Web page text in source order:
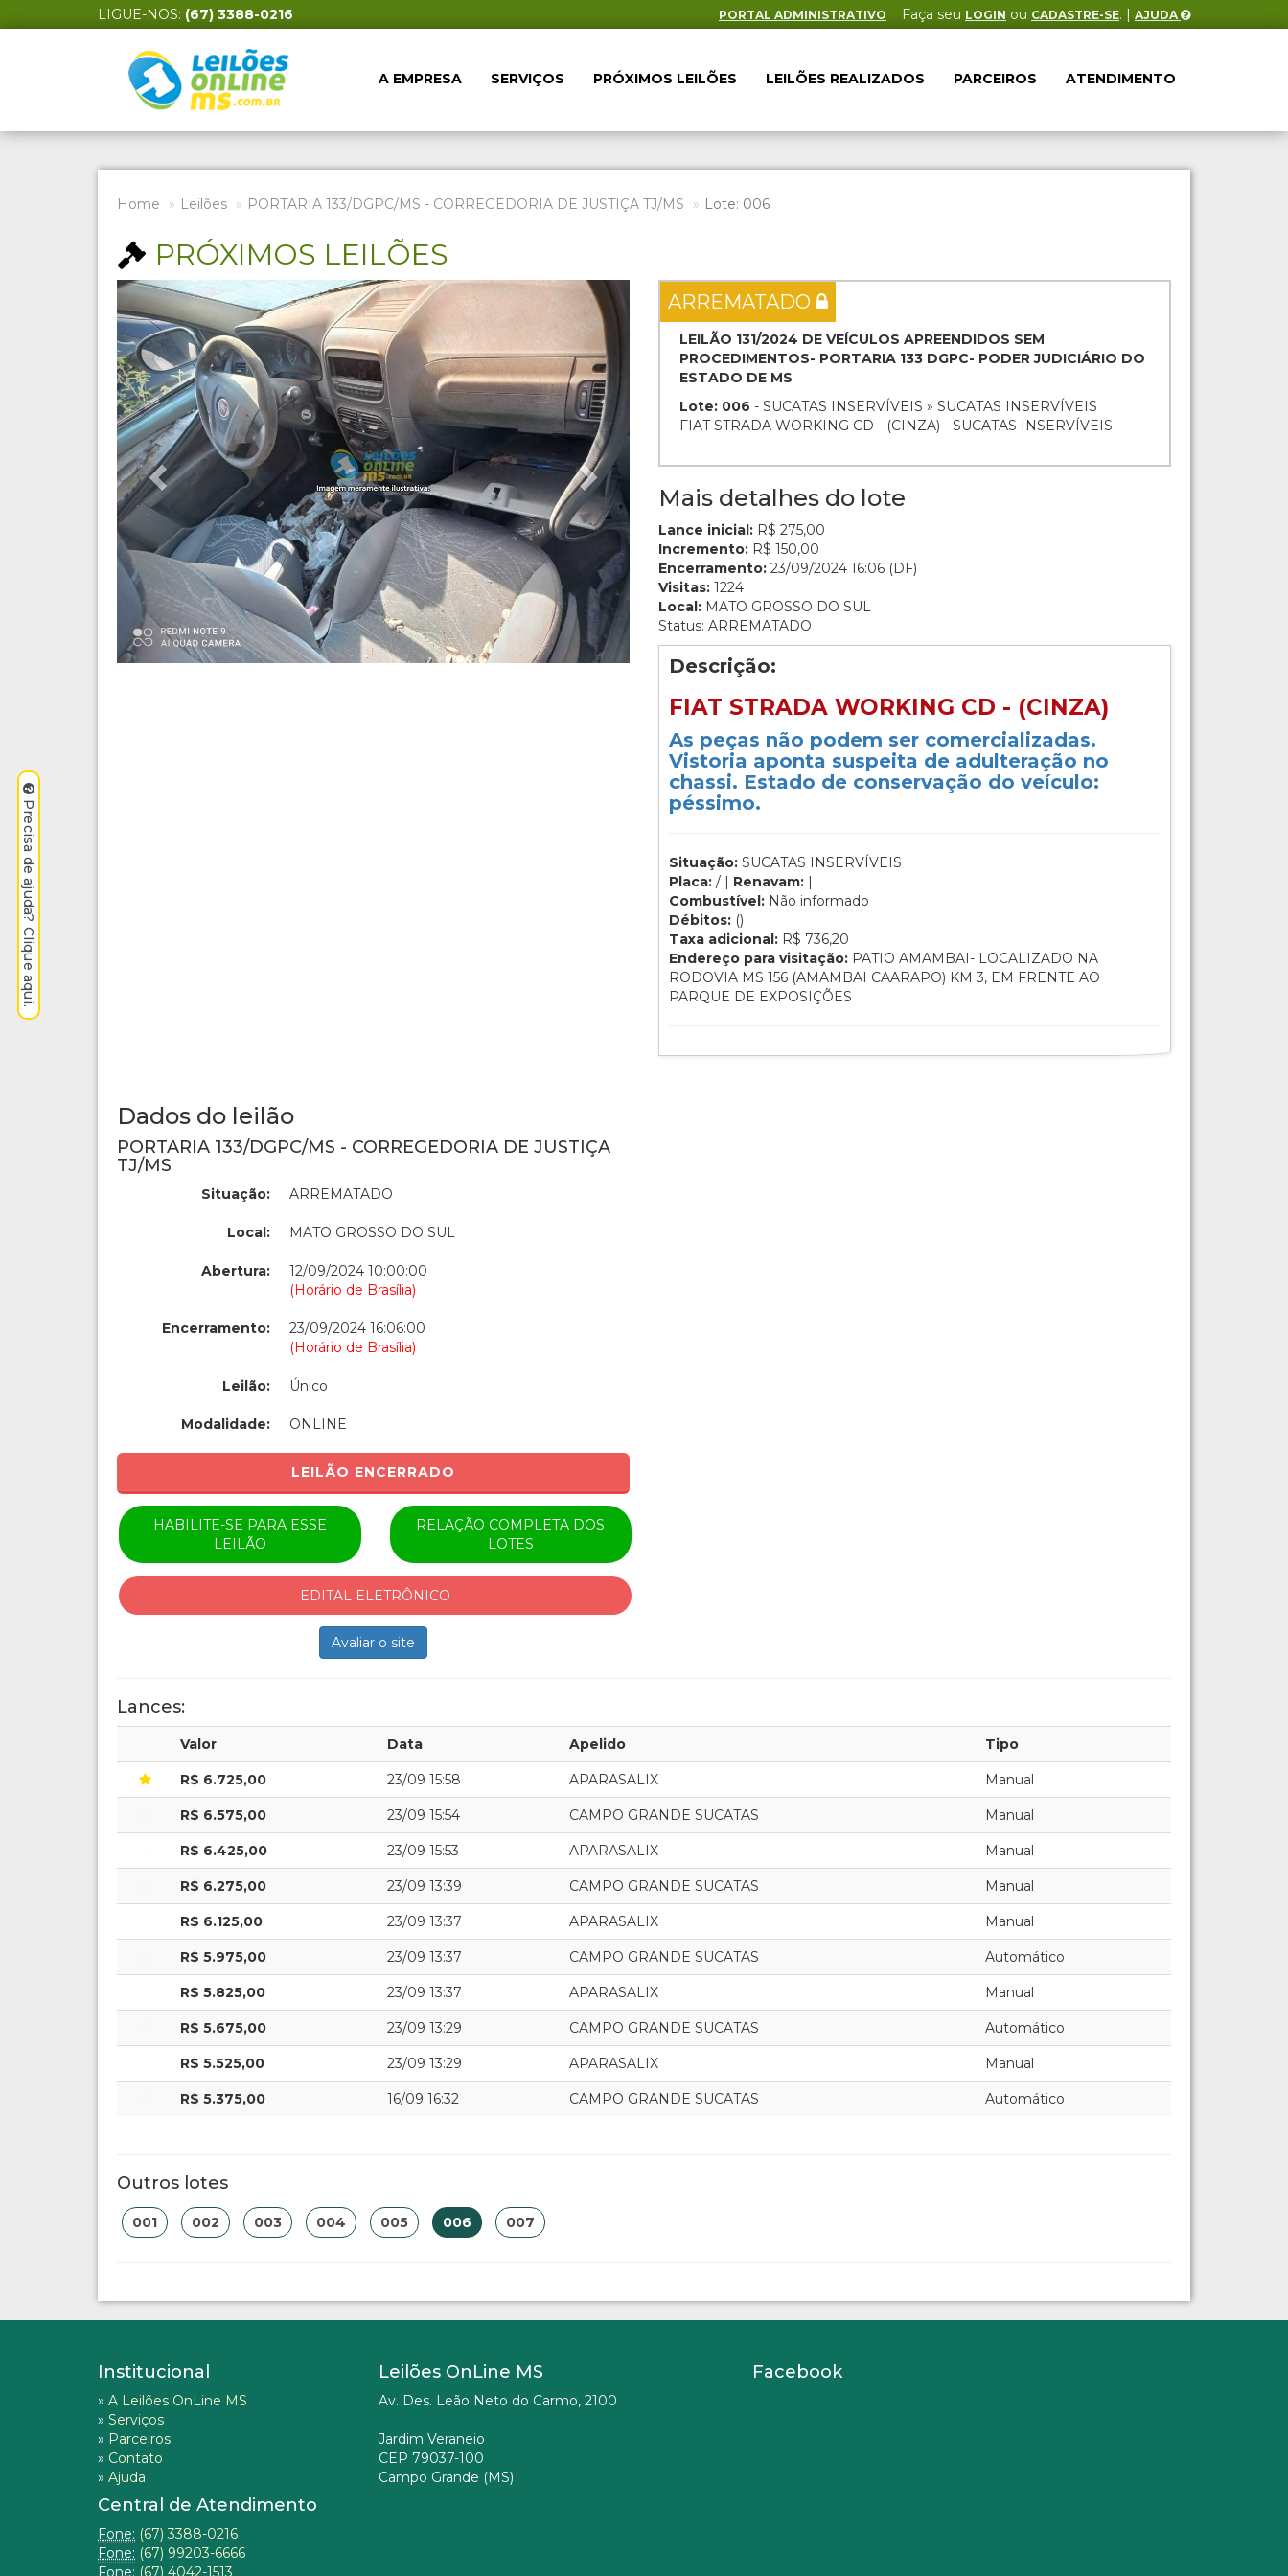
LIGUE-NOS: (67) 3388-0216 PORTAL ADMINISTRATIVO Faça seu LOGIN ou CADASTRE-SE. | AJUDA
A EMPRESA SERVIÇOS PRÓXIMOS LEILÕES LEILÕES REALIZADOS PARCEIROS ATENDIMENTO
Home Leilões PORTARIA 133/DGPC/MS - CORREGEDORIA DE JUSTIÇA TJ/MS Lote: 006
PRÓXIMOS LEILÕES
Previous Next ARREMATADO
LEILÃO 131/2024 DE VEÍCULOS APREENDIDOS SEM
PROCEDIMENTOS- PORTARIA 133 DGPC- PODER JUDICIÁRIO DO
ESTADO DE MS
Lote: 006 - SUCATAS INSERVÍVEIS » SUCATAS INSERVÍVEIS
FIAT STRADA WORKING CD - (CINZA) - SUCATAS INSERVÍVEIS
Mais detalhes do lote
Lance inicial: R$ 275,00
Incremento: R$ 150,00
Encerramento: 23/09/2024 16:06 (DF)
Visitas: 1224
Local: MATO GROSSO DO SUL
Status: ARREMATADO
Descrição:
FIAT STRADA WORKING CD - (CINZA)
As peças não podem ser comercializadas.
Vistoria aponta suspeita de adulteração no
chassi. Estado de conservação do veículo:
péssimo.
Situação: SUCATAS INSERVÍVEIS
Placa: / | Renavam: |
Combustível: Não informado
Débitos: ()
Taxa adicional: R$ 736,20
Endereço para visitação: PATIO AMAMBAI- LOCALIZADO NA
RODOVIA MS 156 (AMAMBAI CAARAPO) KM 3, EM FRENTE AO
PARQUE DE EXPOSIÇÕES
Dados do leilão
PORTARIA 133/DGPC/MS - CORREGEDORIA DE JUSTIÇA
TJ/MS
Situação: ARREMATADO
Local: MATO GROSSO DO SUL
Abertura:
12/09/2024 10:00:00
(Horário de Brasília)
Encerramento:
23/09/2024 16:06:00
(Horário de Brasília)
Leilão: Único
Modalidade: ONLINE
LEILÃO ENCERRADO
HABILITE-SE PARA ESSE
LEILÃO
RELAÇÃO COMPLETA DOS
LOTES
EDITAL ELETRÔNICO
Avaliar o site
Lances:
Valor Data Apelido Tipo
R$ 6.725,00 23/09 15:58 APARASALIX Manual
R$ 6.575,00 23/09 15:54 CAMPO GRANDE SUCATAS Manual
R$ 6.425,00 23/09 15:53 APARASALIX Manual
R$ 6.275,00 23/09 13:39 CAMPO GRANDE SUCATAS Manual
R$ 6.125,00 23/09 13:37 APARASALIX Manual
R$ 5.975,00 23/09 13:37 CAMPO GRANDE SUCATAS Automático
R$ 5.825,00 23/09 13:37 APARASALIX Manual
R$ 5.675,00 23/09 13:29 CAMPO GRANDE SUCATAS Automático
R$ 5.525,00 23/09 13:29 APARASALIX Manual
R$ 5.375,00 16/09 16:32 CAMPO GRANDE SUCATAS Automático
Outros lotes
001 002 003 004 005 006 007
Institucional
» A Leilões OnLine MS
» Serviços
» Parceiros
» Contato
» Ajuda
Central de Atendimento
Fone: (67) 3388-0216
Fone: (67) 99203-6666
Fone: (67) 4042-1513
Leilões OnLine MS
Av. Des. Leão Neto do Carmo, 2100
Jardim Veraneio
CEP 79037-100
Campo Grande (MS)
Facebook
Precisa de ajuda? Clique aqui.